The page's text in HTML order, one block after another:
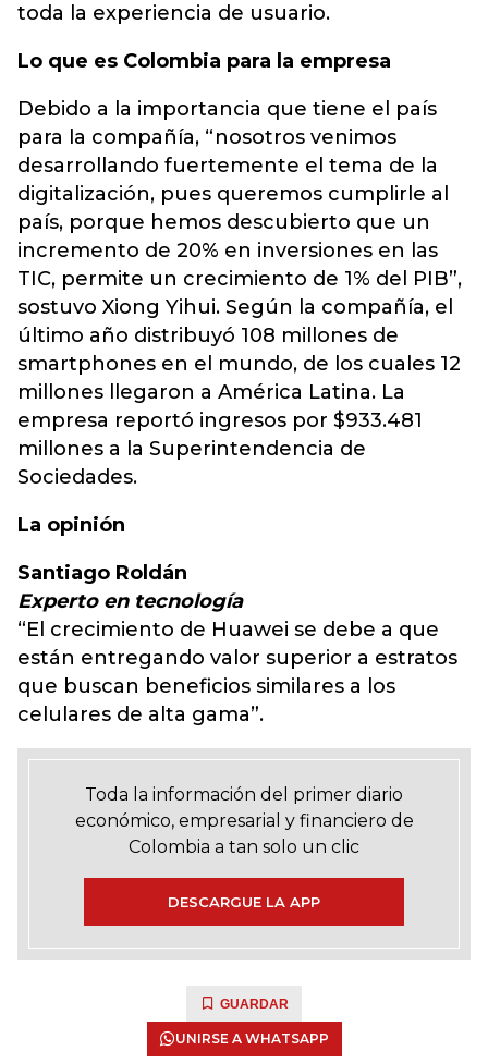
toda la experiencia de usuario.
Lo que es Colombia para la empresa
Debido a la importancia que tiene el país
para la compañía, “nosotros venimos
desarrollando fuertemente el tema de la
digitalización, pues queremos cumplirle al
país, porque hemos descubierto que un
incremento de 20% en inversiones en las
TIC, permite un crecimiento de 1% del PIB”,
sostuvo Xiong Yihui. Según la compañía, el
último año distribuyó 108 millones de
smartphones en el mundo, de los cuales 12
millones llegaron a América Latina. La
empresa reportó ingresos por $933.481
millones a la Superintendencia de
Sociedades.
La opinión
Santiago Roldán
Experto en tecnología
“El crecimiento de Huawei se debe a que
están entregando valor superior a estratos
que buscan beneficios similares a los
celulares de alta gama”.
Toda la información del primer diario
económico, empresarial y financiero de
Colombia a tan solo un clic
DESCARGUE LA APP
GUARDAR
UNIRSE A WHATSAPP